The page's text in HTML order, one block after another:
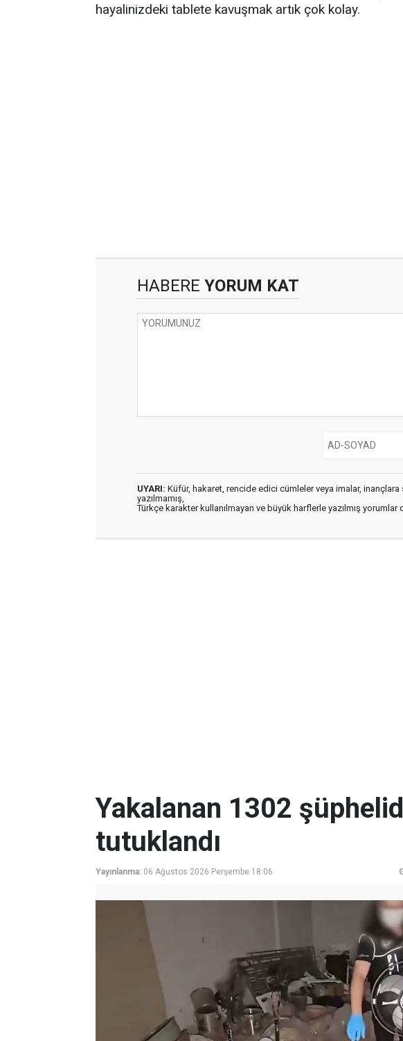
hayalinizdeki tablete kavuşmak artık çok kolay.
HABERE YORUM KAT
UYARI: Küfür, hakaret, rencide edici cümleler veya imalar, inançlara
yazılmamış,
Türkçe karakter kullanılmayan ve büyük harflerle yazılmış yorumlar
Yakalanan 1302
tutuklandı
Yayınlanma: 06 Ağustos 2026 Perşembe 18:06